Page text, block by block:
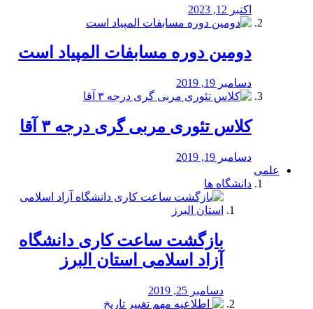
اکتبر 12, 2023
دومین دوره مسابفات المپیاد است
دسامبر 19, 2019
کلاس تئوری مربی گری درجه ۳ آقا
دسامبر 19, 2019
علمی
دانشگاه ها
بازگشت ساعت کاری دانشگاه
آزاد اسلامی استان البرز
دسامبر 25, 2019